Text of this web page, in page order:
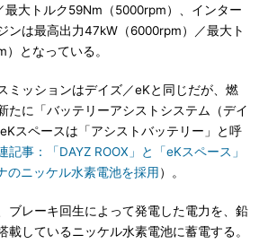
大トルク59Nm（5000rpm）、インター
ンは最高出力47kW（6000rpm）／最大ト
となっている。
ミッションはデイズ／eKと同じだが、燃
たに「バッテリーアシストシステム（デイ
スペースは「アシストバッテリー」と呼
記事：「DAYZ ROOX」と「eKスペース」
のニッケル水素電池を採用 ）。
ブレーキ回生によって発電した電力を、鉛
載しているニッケル水素電池に蓄電する。